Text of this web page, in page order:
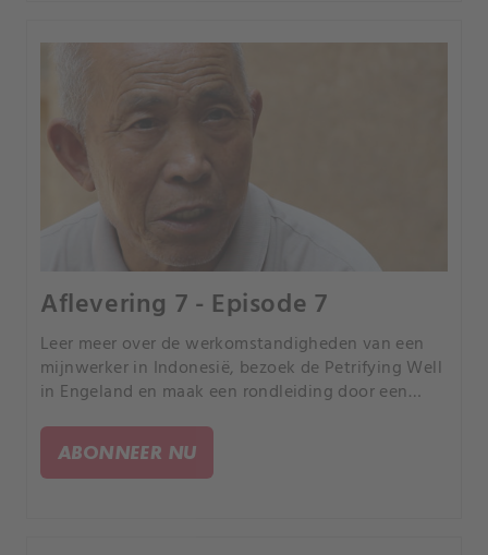
Aflevering 7 - Episode 7
Leer meer over de werkomstandigheden van een
mijnwerker in Indonesië, bezoek de Petrifying Well
in Engeland en maak een rondleiding door een
grond zijn.
ABONNEER NU